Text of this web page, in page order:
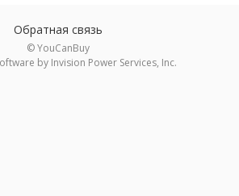
Обратная связь
© YouCanBuy
by Invision Power Services, Inc.